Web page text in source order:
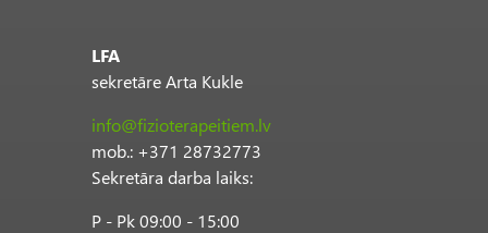
LFA
sekretāre Arta Kukle
info@fizioterapeitiem.lv
mob.: +371 28732773
Sekretāra darba laiks:
P - Pk 09:00 - 15:00